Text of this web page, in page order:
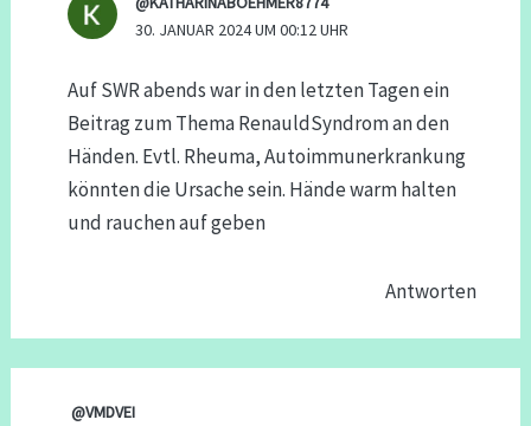
30. JANUAR 2024 UM 00:12 UHR
Auf SWR abends war in den letzten Tagen ein
Beitrag zum Thema RenauldSyndrom an den
Händen. Evtl. Rheuma, Autoimmunerkrankung
könnten die Ursache sein. Hände warm halten
und rauchen auf geben
Antworten
@VMDVEI